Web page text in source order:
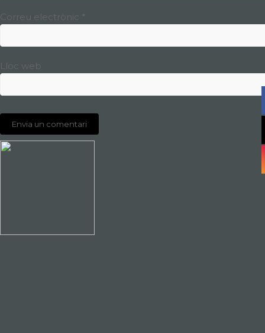
Correu electrònic *
Lloc web